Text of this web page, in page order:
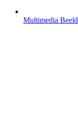
Multimedia